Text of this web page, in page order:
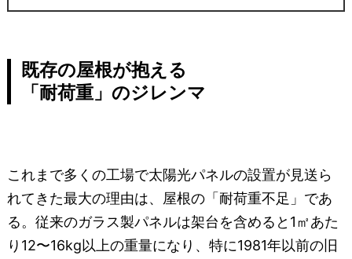
既存の屋根が抱える
「耐荷重」のジレンマ
これまで多くの工場で太陽光パネルの設置が見送ら
れてきた最大の理由は、屋根の「耐荷重不足」であ
る。従来のガラス製パネルは架台を含めると1㎡あた
り12〜16kg以上の重量になり、特に1981年以前の旧